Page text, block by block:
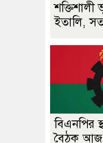
ইতালি,
বিএনপির
বৈঠক আজ